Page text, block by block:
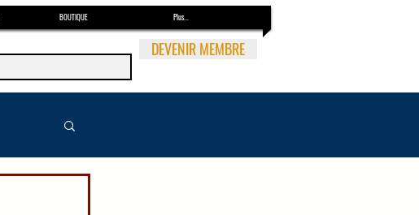
BOUTIQUE Plus...
DEVENIR MEMBRE